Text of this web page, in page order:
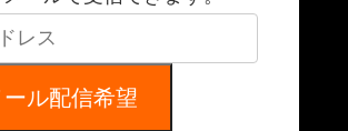
ル配信希望